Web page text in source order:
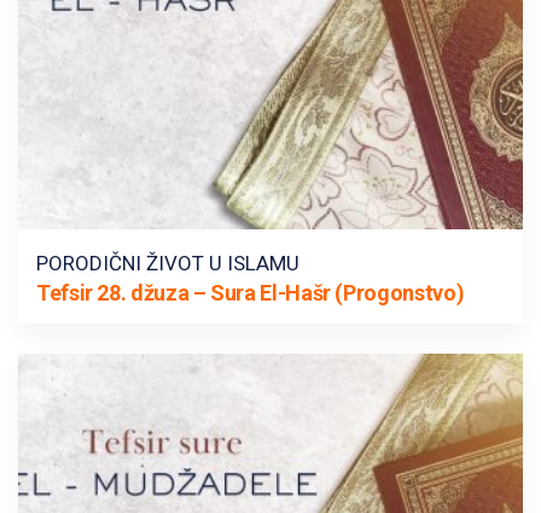
PORODIČNI ŽIVOT U ISLAMU
Tefsir 28. džuza – Sura El-Hašr (Progonstvo)